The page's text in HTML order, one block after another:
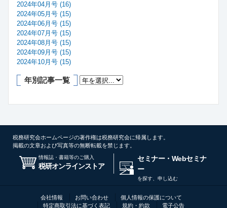
2024年04月号 (16)
2024年05月号 (15)
2024年06月号 (15)
2024年07月号 (15)
2024年08月号 (15)
2024年09月号 (15)
2024年10月号 (15)
年別記事一覧
税務研究会ホームページの著作権は税務研究会に帰属します。
掲載の文章および写真等の無断転載を禁じます。
情報誌・書籍等のご購入
税研オンラインストア
セミナー・Webセミナ
ー
を探す、申し込む
会社情報 お問い合わせ
個人情報の保護について
特定商取引法に基づく表記
規約・約款 電子公告